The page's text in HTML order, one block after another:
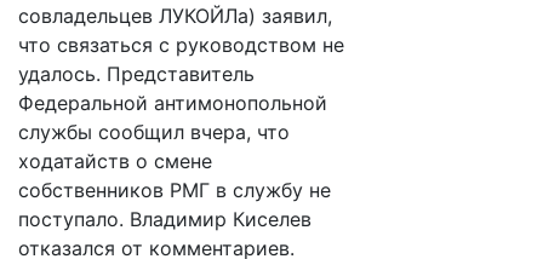
совладельцев ЛУКОЙЛа) заявил,
что связаться с руководством не
удалось. Представитель
Федеральной антимонопольной
службы сообщил вчера, что
ходатайств о смене
собственников РМГ в службу не
поступало. Владимир Киселев
отказался от комментариев.